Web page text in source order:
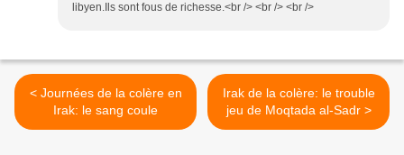
libyen.Ils sont fous de richesse.<br /> <br /> <br />
< Journées de la colère en
Irak: le sang coule
Irak de la colère: le trouble
jeu de Moqtada al-Sadr >